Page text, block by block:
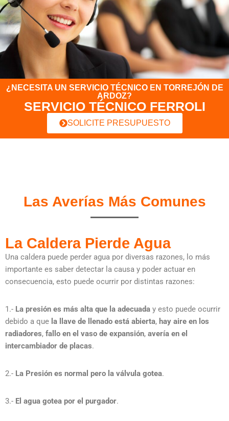
¿NECESITA UN SERVICIO TÉCNICO EN TORREJÓN DE
ARDOZ?
SERVICIO TÉCNICO FERROLI
SOLICITE PRESUPUESTO
Las Averías Más Comunes
La Caldera Pierde Agua
Una caldera puede perder agua por diversas razones, lo más
importante es saber detectar la causa y poder actuar en
consecuencia, esto puede ocurrir por distintas razones:
1.- La presión es más alta que la adecuada y esto puede ocurrir
debido a que la llave de llenado está abierta, hay aire en los
radiadores, fallo en el vaso de expansión, avería en el
intercambiador de placas.
2.- La Presión es normal pero la válvula gotea.
3.- El agua gotea por el purgador.